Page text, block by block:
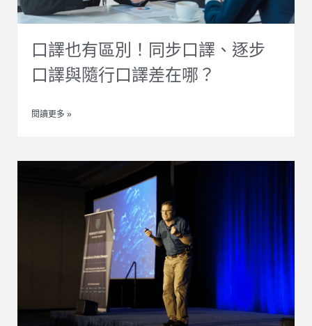
口譯也有區別！同步口譯、逐步
口譯與隨行口譯差在哪？
閱讀更多 »